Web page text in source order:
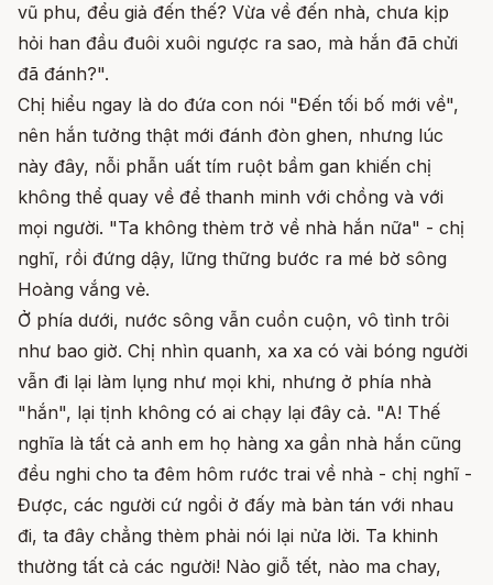
vũ phu, đểu giả đến thế? Vừa về đến nhà, chưa kịp
hỏi han đầu đuôi xuôi ngược ra sao, mà hắn đã chửi
đã đánh?".
Chị hiểu ngay là do đứa con nói "Đến tối bố mới về",
nên hắn tưởng thật mới đánh đòn ghen, nhưng lúc
này đây, nỗi phẫn uất tím ruột bầm gan khiến chị
không thể quay về để thanh minh với chồng và với
mọi người. "Ta không thèm trở về nhà hắn nữa" - chị
nghĩ, rồi đứng dậy, lững thững bước ra mé bờ sông
Hoàng vắng vẻ.
Ở phía dưới, nước sông vẫn cuồn cuộn, vô tình trôi
như bao giờ. Chị nhìn quanh, xa xa có vài bóng người
vẫn đi lại làm lụng như mọi khi, nhưng ở phía nhà
"hắn", lại tịnh không có ai chạy lại đây cả. "A! Thế
nghĩa là tất cả anh em họ hàng xa gần nhà hắn cũng
đều nghi cho ta đêm hôm rước trai về nhà - chị nghĩ -
Được, các người cứ ngồi ở đấy mà bàn tán với nhau
đi, ta đây chẳng thèm phải nói lại nửa lời. Ta khinh
thường tất cả các người! Nào giỗ tết, nào ma chay,